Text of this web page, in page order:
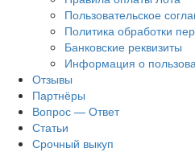
Пользовательское
Политика обработки
Банковские реквизиты
Информация о
Отзывы
Партнёры
Вопрос — Ответ
Статьи
Срочный выкуп